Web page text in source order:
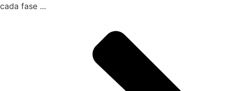
cada fase ...